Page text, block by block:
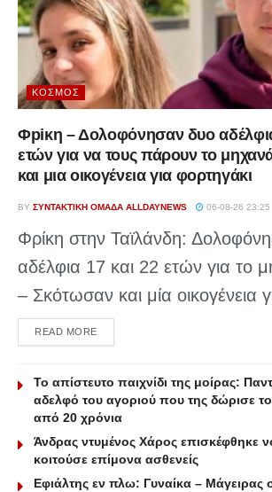
ΚΌΣΜΟΣ
Φpiκη – Δολοφόνησαν δυο
ετών για να τους πάρουν το
και μια οικογένεια για φορτηγάκι
BY ΣΥΝΤΑΚΤΙΚΉ ΟΜΆΔΑ ALLDAYNEWS 06-08-26 23:25
Φρίκη στην Ταϊλάνδη:
αδέλφια 17 και 22 ετών για το
– Σκότωσαν και μία οικογένεια
READ MOREDETAILS
Το απίστευτο παιχνίδι της μοίρας:
αδελφό του αγοριού που της δώρισε
από 20 χρόνια
Άνδρας ντυμένος Χάρος επισκέφθηκε
κοιτούσε επίμονα ασθενείς
Εφιάλτης εν πλω: Γυναίκα – Μάγειρας